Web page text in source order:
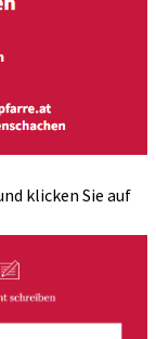
klicken Sie auf